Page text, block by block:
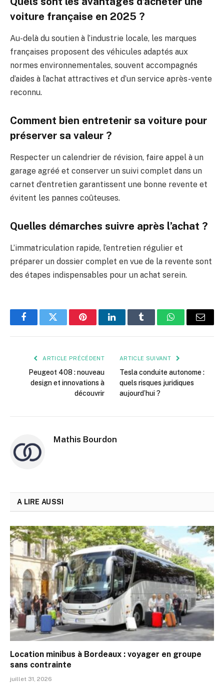
voiture française en 2025 ?
Au-delà du soutien à l’industrie locale, les marques
françaises proposent des véhicules adaptés aux
normes environnementales, souvent accompagnés
d’aides à l’achat attractives et d’un service après-vente
reconnu.
Comment bien entretenir sa voiture pour
préserver sa valeur ?
Respecter un calendrier de révision, faire appel à un
garage agréé et conserver un suivi complet dans un
carnet d’entretien garantissent une bonne revente et
évitent les pannes coûteuses.
Quelles démarches suivre après l’achat ?
L’immatriculation rapide, l’entretien régulier et
préparer un dossier complet en vue de la revente sont
des étapes indispensables pour un achat serein.
FacebookTwitter PinterestLinkedInTumblr WhatsApp
E-
ARTICLE PRÉCÉDENT
Peugeot 408 : nouveau
design et innovations à
découvrir
ARTICLE SUIVANT
Tesla conduite autonome :
quels risques juridiques
aujourd’hui ?
Mathis Bourdon
A LIRE AUSSI
Location minibus à Bordeaux : voyager en groupe
sans contrainte
juillet 31, 2026